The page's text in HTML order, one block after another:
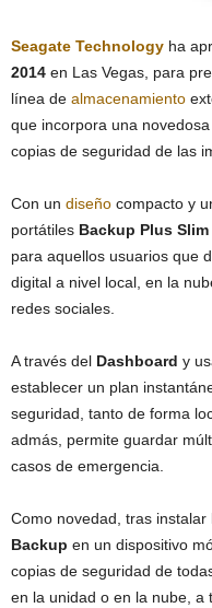
Seagate Technology ha
2014 en Las Vegas, para
línea de almacenamiento
que incorpora una
copias de seguridad de las
Con un diseño compacto y
portátiles Backup Plus Slim
para aquellos usuarios que
digital a nivel local, en la
redes sociales.
A través del Dashboard y
establecer un plan
seguridad, tanto de forma
admás, permite guardar
casos de emergencia.
Como novedad, tras instalar
Backup en un dispositivo
copias de seguridad de
en la unidad o en la nube, a